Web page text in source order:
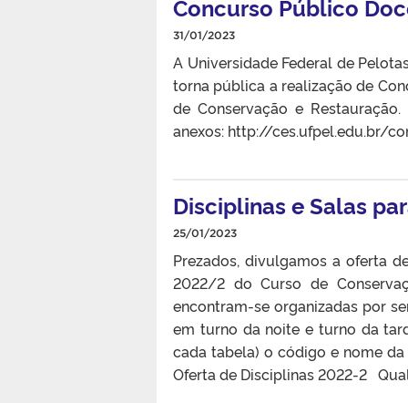
Concurso Público
31/01/2023
A Universidade Federal de
torna pública a realização de
de Conservação e
anexos: http://ces.ufpel.edu.br/
Disciplinas e Salas
25/01/2023
Prezados, divulgamos a oferta
2022/2 do Curso de
encontram-se organizadas por
em turno da noite e turno da
cada tabela) o código e nome
Oferta de Disciplinas 2022-2